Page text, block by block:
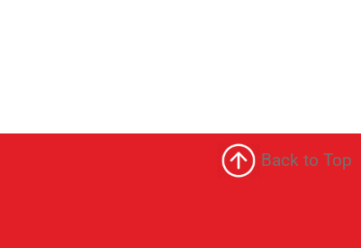
Back to Top